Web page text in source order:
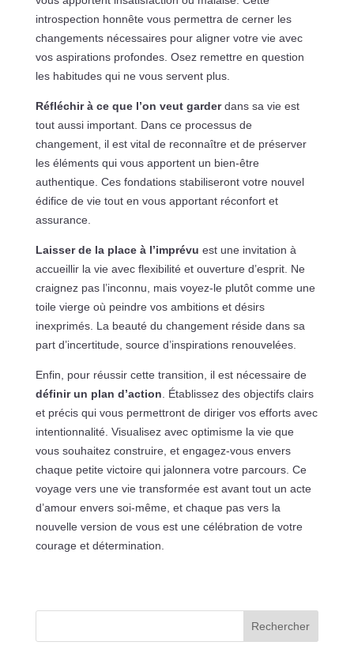
introspection honnête vous permettra de cerner les
changements nécessaires pour aligner votre vie avec
vos aspirations profondes. Osez remettre en question
les habitudes qui ne vous servent plus.
Réfléchir à ce que l’on veut garderdans sa vie est
tout aussi important. Dans ce processus de
changement, il est vital de reconnaître et de préserver
les éléments qui vous apportent un bien-être
authentique. Ces fondations stabiliseront votre nouvel
édifice de vie tout en vous apportant réconfort et
assurance.
Laisser de la place à l’imprévu est une invitation à
accueillir la vie avec flexibilité et ouverture d’esprit. Ne
craignez pas l’inconnu, mais voyez-le plutôt comme une
toile vierge où peindre vos ambitions et désirs
inexprimés. La beauté du changement réside dans sa
part d’incertitude, source d’inspirations renouvelées.
Enfin, pour réussir cette transition, il est nécessaire de
définir un plan d’action. Établissez des objectifs clairs
et précis qui vous permettront de diriger vos efforts avec
intentionnalité. Visualisez avec optimisme la vie que
vous souhaitez construire, et engagez-vous envers
chaque petite victoire qui jalonnera votre parcours. Ce
voyage vers une vie transformée est avant tout un acte
d’amour envers soi-même, et chaque pas vers la
nouvelle version de vous est une célébration de votre
courage et détermination.
Rechercher